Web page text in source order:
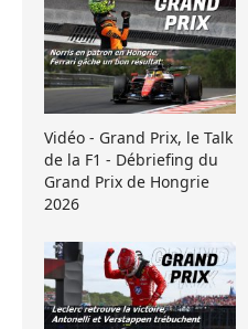
Vidéo - Grand Prix, le Talk
de la F1 - Débriefing du
Grand Prix de Hongrie
2026